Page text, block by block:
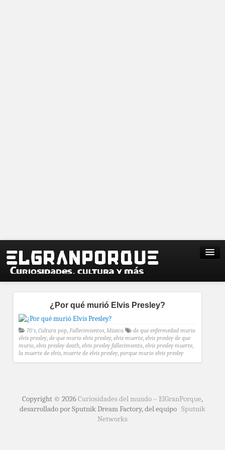
¿Por qué murió Elvis Presley?
70's, Cultura pop, Fallecimientos, Música
de que enfermedad murio
elvis presley, de que murio elvis presley, elvis muerte, elvis presley de que
murio, elvis presley death, elvis presley fallecimiento, elvis presley muerte,
la muerte de elvis, muerte de elvis presley, porque murio elvis presley
Copyright © 2026Curiosidades del mundo – ElGranPorque,
desarrollado por Sputnik Dream Factory, del equipo Sputnik
Networks